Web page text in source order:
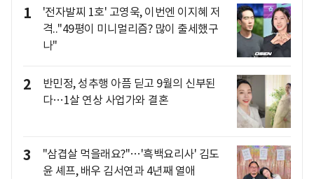
1
'전자발찌 1호' 고영욱, 이번엔 이지혜 저
격.."49평이 미니멀리즘? 많이 출세했구
나"
2
반민정, 성추행 아픔 딛고 9월의 신부된
다…1살 연상 사업가와 결혼
3
"삼겹살 먹을래요?"…'흑백요리사' 김도
윤 셰프, 배우 김서연과 4년째 열애